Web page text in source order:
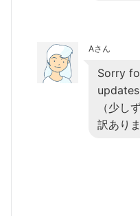
Aさん
Sorry
（少し
訳あり